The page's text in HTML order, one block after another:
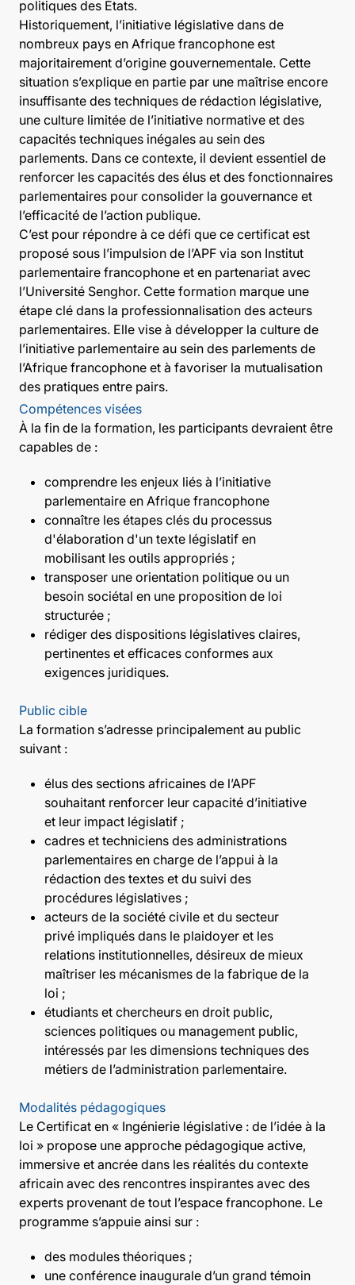
politiques des États.
Historiquement, l’initiative législative dans de
nombreux pays en Afrique francophone est
majoritairement d’origine gouvernementale. Cette
situation s’explique en partie par une maîtrise encore
insuffisante des techniques de rédaction législative,
une culture limitée de l’initiative normative et des
capacités techniques inégales au sein des
parlements. Dans ce contexte, il devient essentiel de
renforcer les capacités des élus et des fonctionnaires
parlementaires pour consolider la gouvernance et
l’efficacité de l’action publique.
C’est pour répondre à ce défi que ce certificat est
proposé sous l’impulsion de l’APF via son Institut
parlementaire francophone et en partenariat avec
l’Université Senghor. Cette formation marque une
étape clé dans la professionnalisation des acteurs
parlementaires. Elle vise à développer la culture de
l’initiative parlementaire au sein des parlements de
l’Afrique francophone et à favoriser la mutualisation
des pratiques entre pairs.
Compétences visées
À la fin de la formation, les participants devraient être
capables de :
comprendre les enjeux liés à l’initiative
parlementaire en Afrique francophone
connaître les étapes clés du processus
d'élaboration d'un texte législatif en
mobilisant les outils appropriés ;
transposer une orientation politique ou un
besoin sociétal en une proposition de loi
structurée ;
rédiger des dispositions législatives claires,
pertinentes et efficaces conformes aux
exigences juridiques.
Public cible
La formation s’adresse principalement au public
suivant :
élus des sections africaines de l’APF
souhaitant renforcer leur capacité d’initiative
et leur impact législatif ;
cadres et techniciens des administrations
parlementaires en charge de l’appui à la
rédaction des textes et du suivi des
procédures législatives ;
acteurs de la société civile et du secteur
privé impliqués dans le plaidoyer et les
relations institutionnelles, désireux de mieux
maîtriser les mécanismes de la fabrique de la
loi ;
étudiants et chercheurs en droit public,
sciences politiques ou management public,
intéressés par les dimensions techniques des
métiers de l’administration parlementaire.
Modalités pédagogiques
Le Certificat en « Ingénierie législative : de l’idée à la
loi » propose une approche pédagogique active,
immersive et ancrée dans les réalités du contexte
africain avec des rencontres inspirantes avec des
experts provenant de tout l’espace francophone. Le
programme s’appuie ainsi sur :
des modules théoriques ;
une conférence inaugurale d’un grand témoin